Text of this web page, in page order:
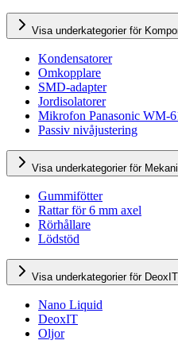
Visa underkategorier för
Kondensatorer
Omkopplare
SMD-adapter
Jordisolatorer
Mikrofon Panasonic WM-
Passiv nivåjustering
Visa underkategorier för
Gummifötter
Rattar för 6 mm axel
Rörhållare
Lödstöd
Visa underkategorier för
Nano Liquid
DeoxIT
Oljor